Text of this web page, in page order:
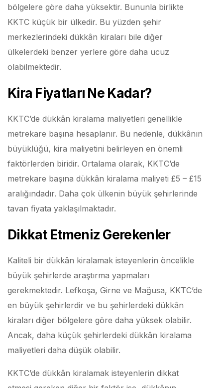
bölgelere göre daha yüksektir. Bununla birlikte
KKTC küçük bir ülkedir. Bu yüzden şehir
merkezlerindeki dükkân kiraları bile diğer
ülkelerdeki benzer yerlere göre daha ucuz
olabilmektedir.
Kira Fiyatları Ne Kadar?
KKTC’de dükkân kiralama maliyetleri genellikle
metrekare başına hesaplanır. Bu nedenle, dükkânın
büyüklüğü, kira maliyetini belirleyen en önemli
faktörlerden biridir. Ortalama olarak, KKTC’de
metrekare başına dükkân kiralama maliyeti £5 – £15
aralığındadır. Daha çok ülkenin büyük şehirlerinde
tavan fiyata yaklaşılmaktadır.
Dikkat Etmeniz Gerekenler
Kaliteli bir dükkân kiralamak isteyenlerin öncelikle
büyük şehirlerde araştırma yapmaları
gerekmektedir. Lefkoşa, Girne ve Mağusa, KKTC’de
en büyük şehirlerdir ve bu şehirlerdeki dükkân
kiraları diğer bölgelere göre daha yüksek olabilir.
Ancak, daha küçük şehirlerdeki dükkân kiralama
maliyetleri daha düşük olabilir.
KKTC’de dükkân kiralamak isteyenlerin dikkat